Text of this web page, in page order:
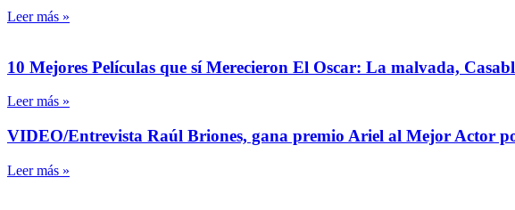
Leer más »
10 Mejores Películas que sí Merecieron El Oscar: La malvada,
Leer más »
VIDEO/Entrevista Raúl Briones, gana premio Ariel al Mejor Actor
Leer más »